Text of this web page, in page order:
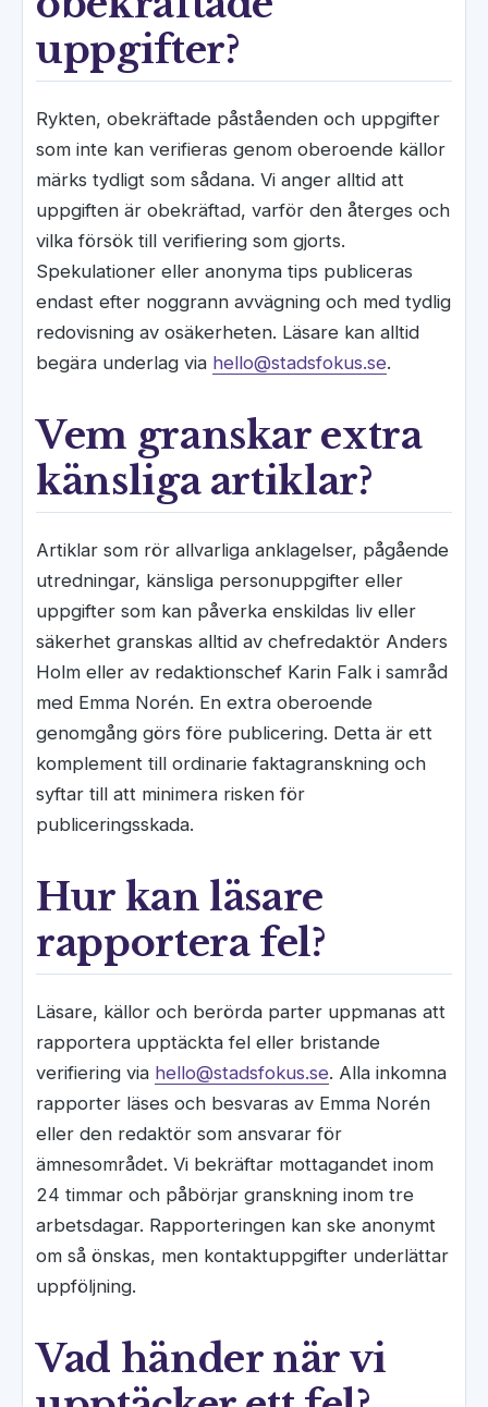
uppgifter?
Rykten, obekräftade påståenden och uppgifter
som inte kan verifieras genom oberoende källor
märks tydligt som sådana. Vi anger alltid att
uppgiften är obekräftad, varför den återges och
vilka försök till verifiering som gjorts.
Spekulationer eller anonyma tips publiceras
endast efter noggrann avvägning och med tydlig
redovisning av osäkerheten. Läsare kan alltid
begära underlag via hello@stadsfokus.se.
Vem granskar extra
känsliga artiklar?
Artiklar som rör allvarliga anklagelser, pågående
utredningar, känsliga personuppgifter eller
uppgifter som kan påverka enskildas liv eller
säkerhet granskas alltid av chefredaktör Anders
Holm eller av redaktionschef Karin Falk i samråd
med Emma Norén. En extra oberoende
genomgång görs före publicering. Detta är ett
komplement till ordinarie faktagranskning och
syftar till att minimera risken för
publiceringsskada.
Hur kan läsare
rapportera fel?
Läsare, källor och berörda parter uppmanas att
rapportera upptäckta fel eller bristande
verifiering via hello@stadsfokus.se. Alla inkomna
rapporter läses och besvaras av Emma Norén
eller den redaktör som ansvarar för
ämnesområdet. Vi bekräftar mottagandet inom
24 timmar och påbörjar granskning inom tre
arbetsdagar. Rapporteringen kan ske anonymt
om så önskas, men kontaktuppgifter underlättar
uppföljning.
Vad händer när vi